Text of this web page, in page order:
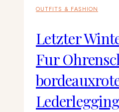
OUTFITS & FASHION
Letzter
Fur